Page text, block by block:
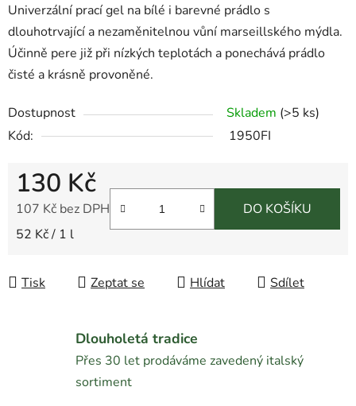
Univerzální prací gel na bílé i barevné prádlo s
dlouhotrvající a nezaměnitelnou vůní marseillského mýdla.
Účinně pere již při nízkých teplotách a ponechává prádlo
čisté a krásně provoněné.
Dostupnost Skladem (>5 ks)
Kód:
1950FI
130 Kč
107 Kč bez DPH
Měrná cena:
52 Kč / 1 l
DO KOŠÍKU
Tisk Zeptat se Hlídat Sdílet
Dlouholetá tradice
Přes 30 let prodáváme zavedený italský
sortiment